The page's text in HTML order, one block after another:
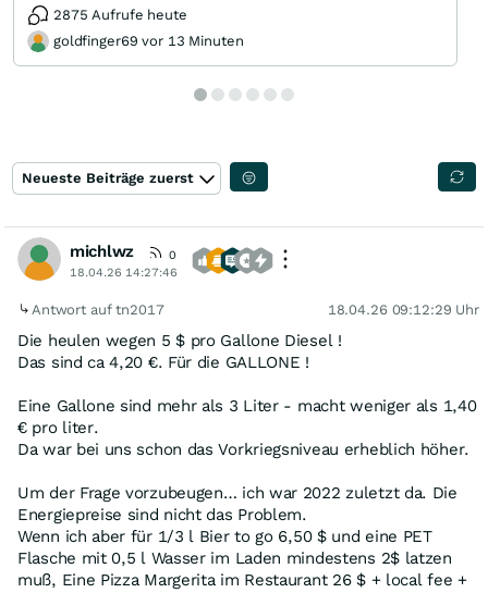
2875 Aufrufe heute
goldfinger69 vor 13 Minuten
Neueste Beiträge zuerst
michlwz
0
18.04.26 14:27:46
Antwort auf tn2017 18.04.26 09:12:29 Uhr
Die heulen wegen 5 $ pro Gallone Diesel !
Das sind ca 4,20 €. Für die GALLONE !
Eine Gallone sind mehr als 3 Liter - macht weniger als 1,40
€ pro liter.
Da war bei uns schon das Vorkriegsniveau erheblich höher.
Um der Frage vorzubeugen… ich war 2022 zuletzt da. Die
Energiepreise sind nicht das Problem.
Wenn ich aber für 1/3 l Bier to go 6,50 $ und eine PET
Flasche mit 0,5 l Wasser im Laden mindestens 2$ latzen
muß, Eine Pizza Margerita im Restaurant 26 $ + local fee +